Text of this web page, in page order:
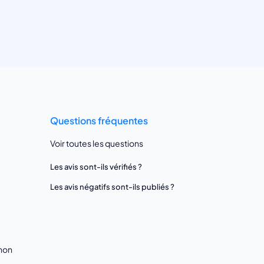
Questions fréquentes
Voir toutes les questions
Les avis sont-ils vérifiés ?
Les avis négatifs sont-ils publiés ?